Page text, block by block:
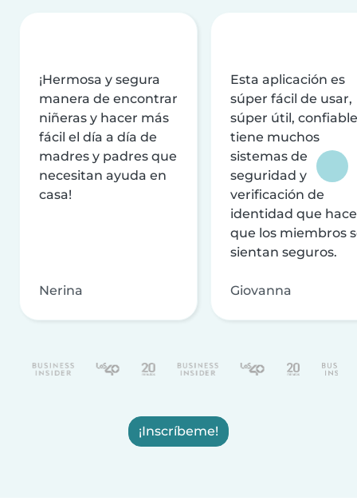
¡Hermosa y segura
manera de encontrar
niñeras y hacer más
fácil el día a día de
madres y padres que
necesitan ayuda en
casa!
Nerina
Esta aplicación es
súper fácil de usar,
súper útil,
tiene muchos
sistemas de
seguridad y
verificación de
identidad que
que los miembros
sientan seguros.
Giovanna
¡Inscríbeme!